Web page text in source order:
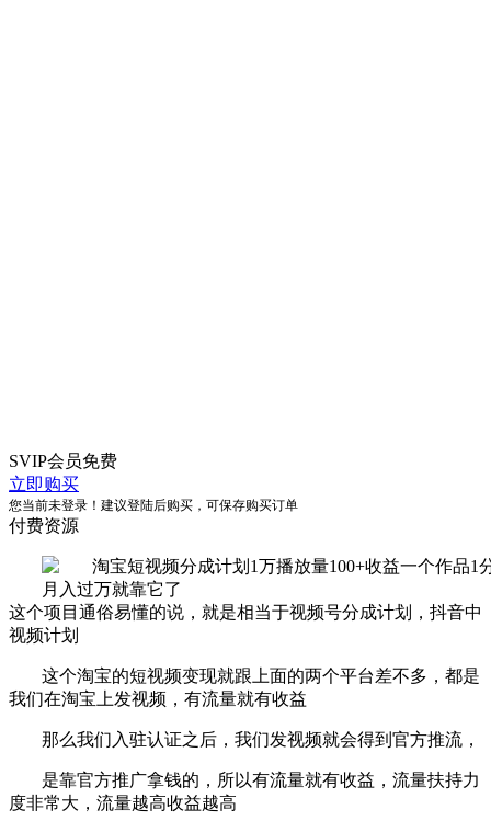
SVIP会员免费
立即购买
您当前未登录！建议登陆后购买，可保存购买订单
付费资源
这个项目通俗易懂的说，就是相当于视频号分成计划，抖音中
视频计划
这个淘宝的短视频变现就跟上面的两个平台差不多，都是
我们在淘宝上发视频，有流量就有收益
那么我们入驻认证之后，我们发视频就会得到官方推流，
是靠官方推广拿钱的，所以有流量就有收益，流量扶持力
度非常大，流量越高收益越高